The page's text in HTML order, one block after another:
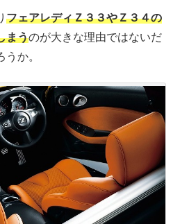
フェアレディＺ３３やＺ３４の
まうのが大きな理由ではないだ
うか。